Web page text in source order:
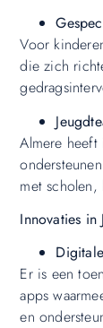
Voor
die zich
Almere heeft
met scholen,
Innovaties in
Er is een
apps
en